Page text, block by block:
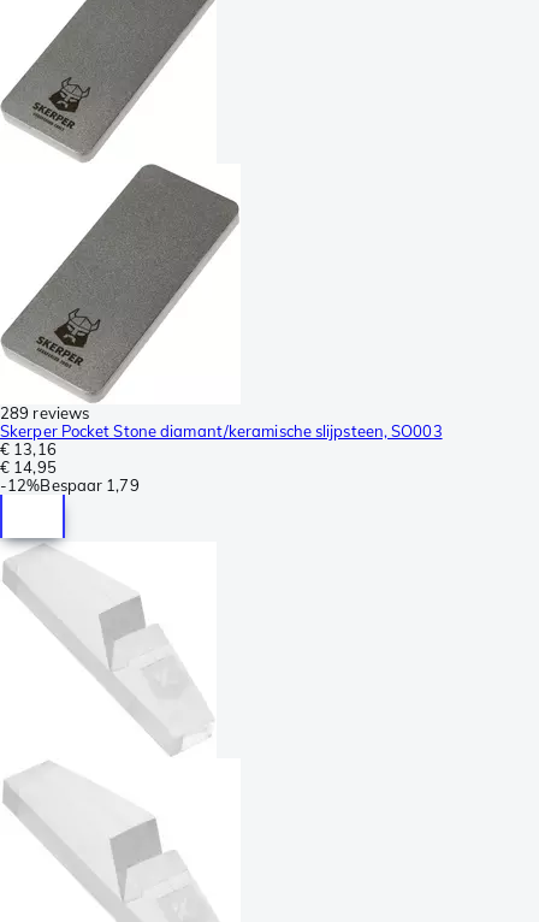
289 reviews
Skerper Pocket Stone diamant/keramische slijpsteen, SO003
€ 13,16
€ 14,95
-12%Bespaar 1,79